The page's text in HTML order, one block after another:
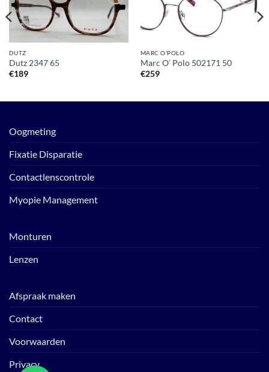
Toevoegen
aan
verlanglijst
DUTZ
Dutz 2347 65
€189
Toevoegen
MARC O'POLO
Marc O’ Polo 502171 50
€259
Oogmeting
Fixatie Disparatie
Contactlenscontrole
Myopie Management
Monturen
Lenzen
Afspraak maken
Contact
Voorwaarden
Privacy